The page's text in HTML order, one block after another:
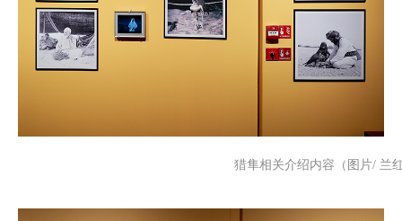
猎隼相关介绍内容（图片/ 兰